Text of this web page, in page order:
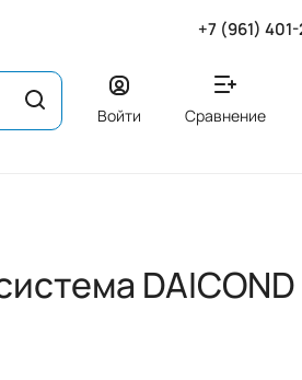
+7 (961)
Войти Сравнение